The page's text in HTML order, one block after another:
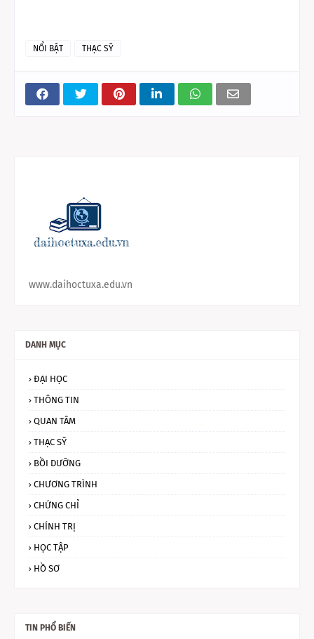
NỔI BẬT THẠC SỸ
www.daihoctuxa.edu.vn
DANH MỤC
ĐẠI HỌC
THÔNG TIN
QUAN TÂM
THẠC SỸ
BỒI DƯỠNG
CHƯƠNG TRÌNH
CHỨNG CHỈ
CHÍNH TRỊ
HỌC TẬP
HỒ SƠ
TIN PHỔ BIẾN